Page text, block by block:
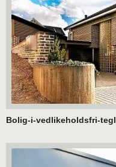
Bolig-i-vedlikeholdsfri-tegl